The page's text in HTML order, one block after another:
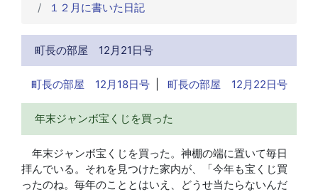
１２月に書いた日記
町長の部屋 12月21日号
町長の部屋 12月18日号| 町長の部屋 12月22日号
年末ジャンボ宝くじを買った
年末ジャンボ宝くじを買った。神棚の端に置いて毎日
拝んでいる。それを見つけた家内が、「今年も宝くじ買
ったのね。毎年のこととはいえ、どうせ当たらないんだ